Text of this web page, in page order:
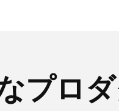
プロダ